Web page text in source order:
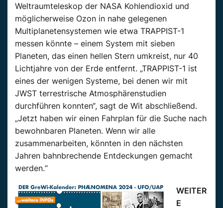
Weltraumteleskop der NASA Kohlendioxid und
möglicherweise Ozon in nahe gelegenen
Multiplanetensystemen wie etwa TRAPPIST-1
messen könnte – einem System mit sieben
Planeten, das einen hellen Stern umkreist, nur 40
Lichtjahre von der Erde entfernt. „TRAPPIST-1 ist
eines der wenigen Systeme, bei denen wir mit
JWST terrestrische Atmosphärenstudien
durchführen konnten“, sagt de Wit abschließend.
„Jetzt haben wir einen Fahrplan für die Suche nach
bewohnbaren Planeten. Wenn wir alle
zusammenarbeiten, könnten in den nächsten
Jahren bahnbrechende Entdeckungen gemacht
werden.“
WEITER
E